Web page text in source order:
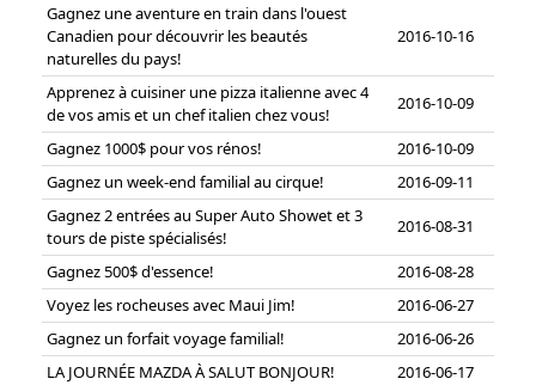
Gagnez une aventure en train dans l'ouest
Canadien pour découvrir les beautés
naturelles du pays!
2016-10-16
Apprenez à cuisiner une pizza italienne avec 4
de vos amis et un chef italien chez vous!
2016-10-09
Gagnez 1000$ pour vos rénos!
2016-10-09
Gagnez un week-end familial au cirque!
2016-09-11
Gagnez 2 entrées au Super Auto Showet et 3
tours de piste spécialisés!
2016-08-31
Gagnez 500$ d'essence!
2016-08-28
Voyez les rocheuses avec Maui Jim!
2016-06-27
Gagnez un forfait voyage familial!
2016-06-26
LA JOURNÉE MAZDA À SALUT BONJOUR!
2016-06-17